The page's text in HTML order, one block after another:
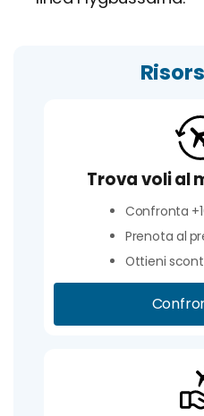
Trova voli al
Confronta
Prenota al
Ottieni